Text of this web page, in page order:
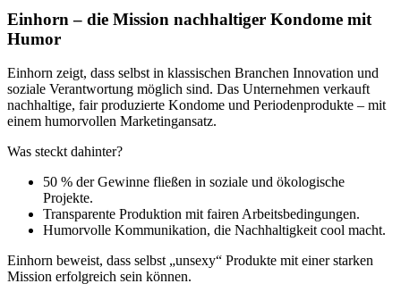
Einhorn – die Mission nachhaltiger Kondome mit
Humor
Einhorn zeigt, dass selbst in klassischen Branchen Innovation und
soziale Verantwortung möglich sind. Das Unternehmen verkauft
nachhaltige, fair produzierte Kondome und Periodenprodukte – mit
einem humorvollen Marketingansatz.
Was steckt dahinter?
50 % der Gewinne fließen in soziale und ökologische
Projekte.
Transparente Produktion mit fairen Arbeitsbedingungen.
Humorvolle Kommunikation, die Nachhaltigkeit cool macht.
Einhorn beweist, dass selbst „unsexy“ Produkte mit einer starken
Mission erfolgreich sein können.